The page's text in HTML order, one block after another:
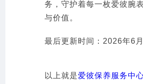
务，守护着每一枚爱彼腕
与价值。
最后更新时间：2026年6
以上就是爱彼保养服务中